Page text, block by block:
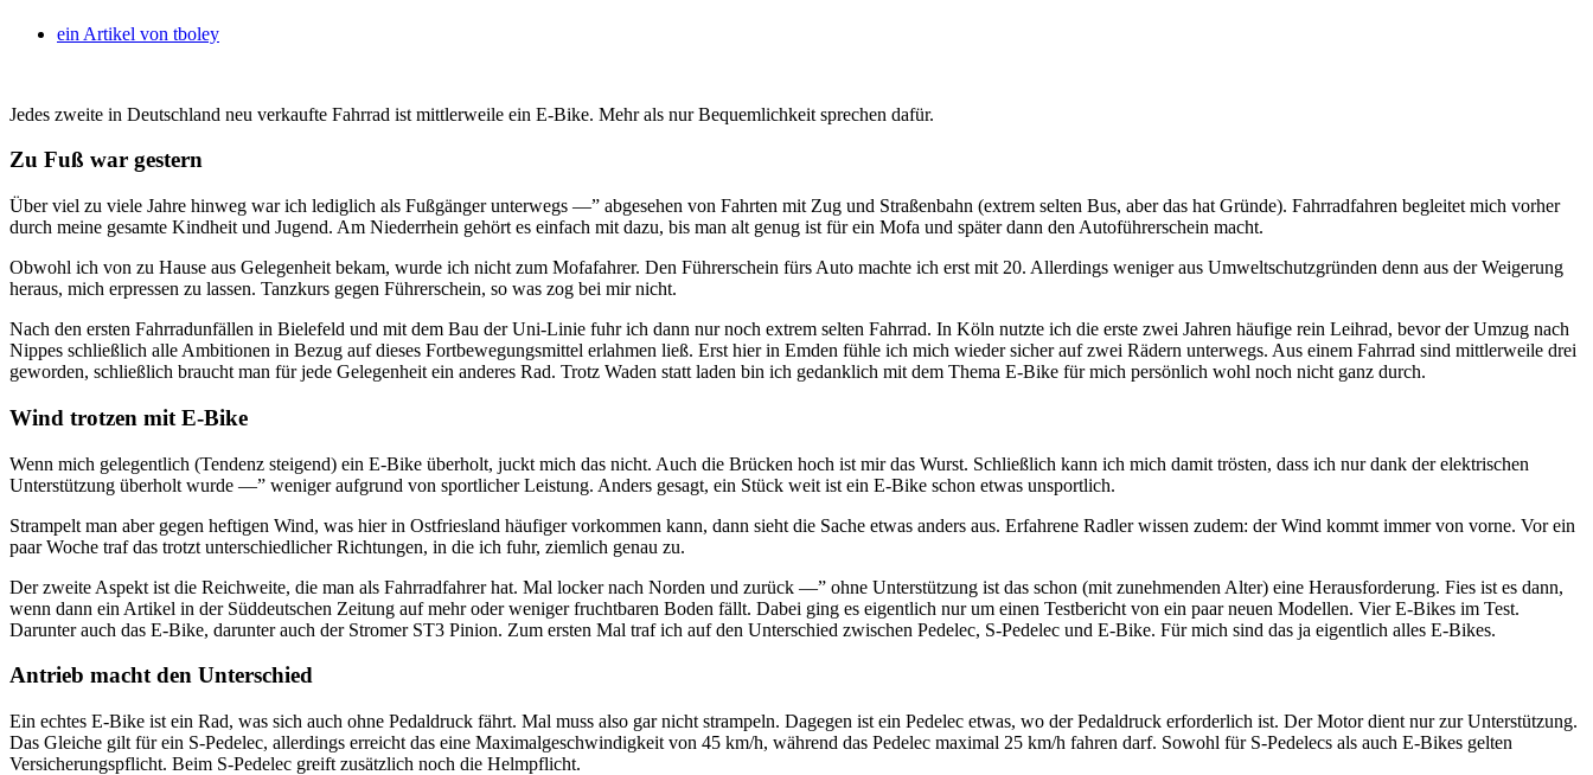
ein Artikel von tboley
Jedes zweite in Deutschland neu verkaufte Fahrrad ist mittlerweile ein E-Bike. Mehr als nur Bequemlichkeit sprechen dafür.
Zu Fuß war gestern
Über viel zu viele Jahre hinweg war ich lediglich als Fußgänger unterwegs —” abgesehen von Fahrten mit Zug und Straßenbahn (extrem selten Bus, aber das hat Gründe). Fahrradfahren begleitet mich vorher
durch meine gesamte Kindheit und Jugend. Am Niederrhein gehört es einfach mit dazu, bis man alt genug ist für ein Mofa und später dann den Autoführerschein macht.
Obwohl ich von zu Hause aus Gelegenheit bekam, wurde ich nicht zum Mofafahrer. Den Führerschein fürs Auto machte ich erst mit 20. Allerdings weniger aus Umweltschutzgründen denn aus der Weigerung
heraus, mich erpressen zu lassen. Tanzkurs gegen Führerschein, so was zog bei mir nicht.
Nach den ersten Fahrradunfällen in Bielefeld und mit dem Bau der Uni-Linie fuhr ich dann nur noch extrem selten Fahrrad. In Köln nutzte ich die erste zwei Jahren häufige rein Leihrad, bevor der Umzug nach
Nippes schließlich alle Ambitionen in Bezug auf dieses Fortbewegungsmittel erlahmen ließ. Erst hier in Emden fühle ich mich wieder sicher auf zwei Rädern unterwegs. Aus einem Fahrrad sind mittlerweile drei
geworden, schließlich braucht man für jede Gelegenheit ein anderes Rad. Trotz Waden statt laden bin ich gedanklich mit dem Thema E-Bike für mich persönlich wohl noch nicht ganz durch.
Wind trotzen mit E-Bike
Wenn mich gelegentlich (Tendenz steigend) ein E-Bike überholt, juckt mich das nicht. Auch die Brücken hoch ist mir das Wurst. Schließlich kann ich mich damit trösten, dass ich nur dank der elektrischen
Unterstützung überholt wurde —” weniger aufgrund von sportlicher Leistung. Anders gesagt, ein Stück weit ist ein E-Bike schon etwas unsportlich.
Strampelt man aber gegen heftigen Wind, was hier in Ostfriesland häufiger vorkommen kann, dann sieht die Sache etwas anders aus. Erfahrene Radler wissen zudem: der Wind kommt immer von vorne. Vor ein
paar Woche traf das trotzt unterschiedlicher Richtungen, in die ich fuhr, ziemlich genau zu.
Der zweite Aspekt ist die Reichweite, die man als Fahrradfahrer hat. Mal locker nach Norden und zurück —” ohne Unterstützung ist das schon (mit zunehmenden Alter) eine Herausforderung. Fies ist es dann,
wenn dann ein Artikel in der Süddeutschen Zeitung auf mehr oder weniger fruchtbaren Boden fällt. Dabei ging es eigentlich nur um einen Testbericht von ein paar neuen Modellen. Vier E-Bikes im Test.
Darunter auch das E-Bike, darunter auch der Stromer ST3 Pinion. Zum ersten Mal traf ich auf den Unterschied zwischen Pedelec, S-Pedelec und E-Bike. Für mich sind das ja eigentlich alles E-Bikes.
Antrieb macht den Unterschied
Ein echtes E-Bike ist ein Rad, was sich auch ohne Pedaldruck fährt. Mal muss also gar nicht strampeln. Dagegen ist ein Pedelec etwas, wo der Pedaldruck erforderlich ist. Der Motor dient nur zur Unterstützung.
Das Gleiche gilt für ein S-Pedelec, allerdings erreicht das eine Maximalgeschwindigkeit von 45 km/h, während das Pedelec maximal 25 km/h fahren darf. Sowohl für S-Pedelecs als auch E-Bikes gelten
Versicherungspflicht. Beim S-Pedelec greift zusätzlich noch die Helmpflicht.